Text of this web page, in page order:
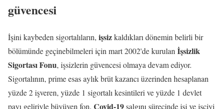
güvencesi
İşini kaybeden sigortalıların, işsizkaldıkları dönemin belirli bir
bölümünde geçinebilmeleri için mart 2002'de kurulan İşsizlik
Sigortası Fonu, işsizlerin güvencesi olmaya devam ediyor.
Sigortalının, prime esas aylık brüt kazancı üzerinden hesaplanan
yüzde 2 işveren, yüzde 1 sigortalı kesintileri ve yüzde 1 devlet
payı geliriyle büyüyen fon, Covid-19salgını sürecinde işi ve işçiyi